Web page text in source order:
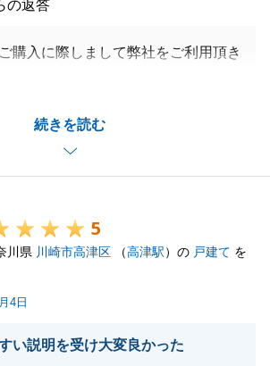
続きを読む
の返答
購入に際しまして弊社をご利用頂き
関しましても精一杯尽力させて頂き
5
川県 川崎市高津区 （高津駅）の 戸建て を
4日
い説明を受け大変良かった